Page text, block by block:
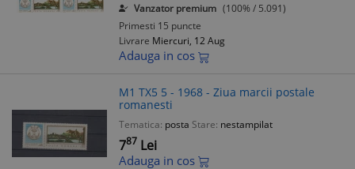
Vanzator premium (100% / 5.091)
Primesti 15 puncte
Livrare Miercuri, 12 Aug
Adauga in cos
M1 TX5 5 - 1968 - Ziua marcii postale
romanesti
Tematica: posta Stare: nestampilat
787 Lei
Adauga in cos